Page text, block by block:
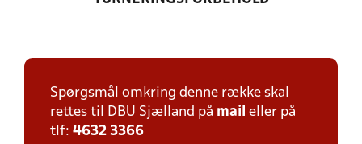
Spørgsmål omkring denne række skal
rettes til DBU Sjælland på mail eller på
tlf: 4632 3366